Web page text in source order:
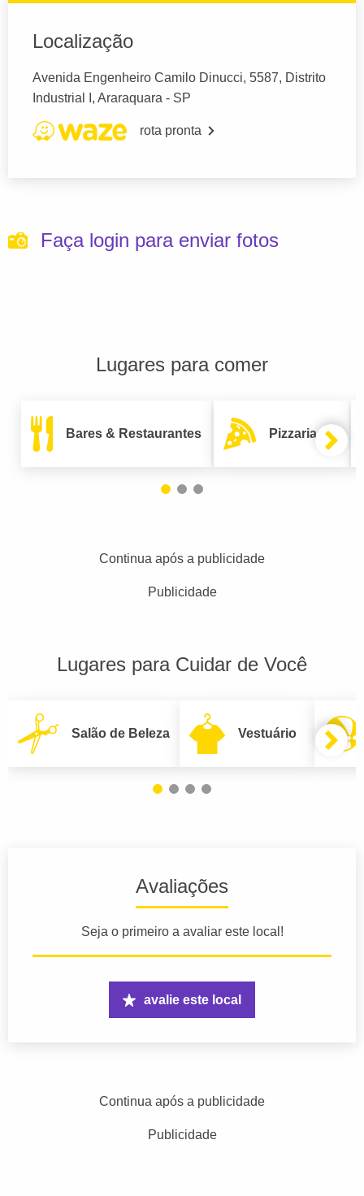
Localização
Avenida Engenheiro Camilo Dinucci, 5587, Distrito
Industrial I, Araraquara - SP
rota pronta
Faça login para enviar fotos
Lugares para comer
Bares & Restaurantes Pizzarias
Continua após a publicidade
Publicidade
Lugares para Cuidar de Você
Salão de Beleza Vestuário
Avaliações
Seja o primeiro a avaliar este local!
avalie este local
Continua após a publicidade
Publicidade